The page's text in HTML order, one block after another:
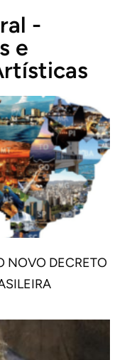
-
e
NOVO DECRETO